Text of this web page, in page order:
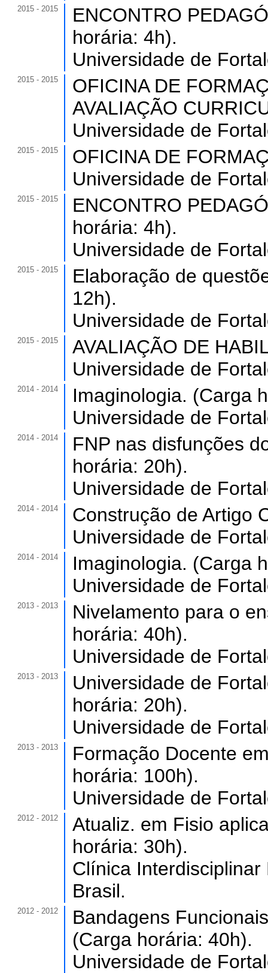
2015 - 2015
ENCONTRO
horária: 4h).
Universidade de
2015 - 2015
OFICINA DE
AVALIAÇÃO
Universidade de
2015 - 2015
OFICINA DE
Universidade de
2015 - 2015
ENCONTRO
horária: 4h).
Universidade de
2015 - 2015
Elaboração de
12h).
Universidade de
2015 - 2015
AVALIAÇÃO DE
Universidade de
2014 - 2014
Imaginologia. (Carga
Universidade de
2014 - 2014
FNP nas disfunções
horária: 20h).
Universidade de
2014 - 2014
Construção de Artigo
Universidade de
2014 - 2014
Imaginologia. (Carga
Universidade de
2013 - 2013
Nivelamento para o
horária: 40h).
Universidade de
2013 - 2013
Universidade de
horária: 20h).
Universidade de
2013 - 2013
Formação Docente
horária: 100h).
Universidade de
2012 - 2012
Atualiz. em Fisio
horária: 30h).
Clínica
Brasil.
2012 - 2012
Bandagens
(Carga horária: 40h).
Universidade de